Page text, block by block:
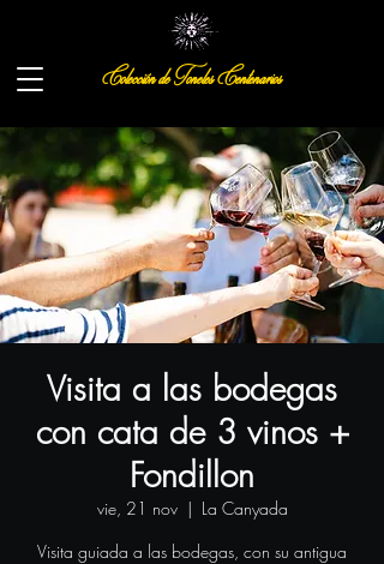
Colección de Toneles Centenarios
Visita a las bodegas
con cata de 3 vinos +
Fondillon
vie, 21 nov
  |
La Canyada
Visita guiada a las bodegas, con su antigua